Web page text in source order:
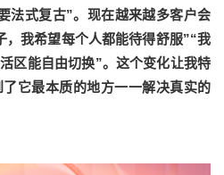
法式复古”。现在越来越多客户会
，我希望每个人都能待得舒服”“我
区能自由切换”。这个变化让我特
它最本质的地方一一解决真实的